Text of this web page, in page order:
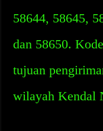
58644, 58645,
dan 58650.
tujuan
wilayah Kendal